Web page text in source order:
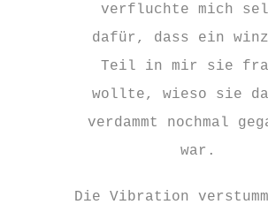
verfluchte mich
dafür, dass ein
Teil in mir sie
wollte, wieso sie
verdammt nochmal
war.
Die Vibration